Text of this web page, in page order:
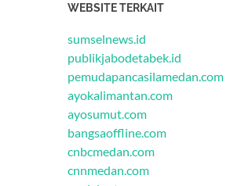
WEBSITE TERKAIT
sumselnews.id
publikjabodetabek.id
pemudapancasilamedan.com
ayokalimantan.com
ayosumut.com
bangsaoffline.com
cnbcmedan.com
cnnmedan.com